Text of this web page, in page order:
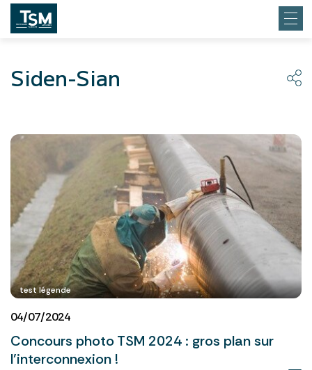
Siden-Sian
test légende
04/07/2024
Concours photo TSM 2024 : gros plan sur
l’interconnexion !